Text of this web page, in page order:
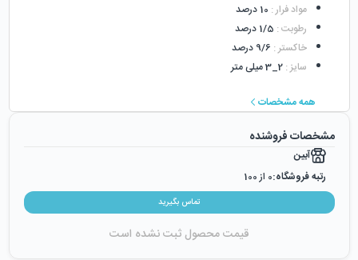
مواد فرار: 10 درصد
رطوبت: 1/5 درصد
خاکستر : 9/6 درصد
سایز : 2_3 میلی متر
همه مشخصات
مشخصات فروشنده
آبین
رتبه فروشگاه:0 از 100
زمان ایجاد فروشگاه :یکشنبه ۱۸ آبان ۱۳۹۹
تماس بگیرید
قیمت محصول ثبت نشده است